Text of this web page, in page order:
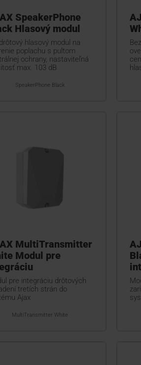
SpeakerPhone
Hlasový modul
hlasový modul na
poplachu s pultom
ochrany, nastaviteľná
max. 103 dB
SpeakerPhone Black
MultiTransmitter
Modul pre
pre integráciu drôtových
tretích strán do
Ajax
MultiTransmitter White